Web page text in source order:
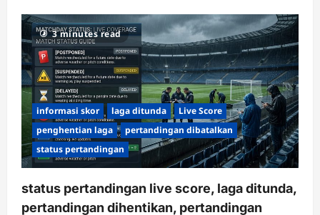
3 minutes read
informasi skor laga ditunda
Live Score
penghentian laga
pertandingan dibatalkan
status pertandingan
status pertandingan live score, laga ditunda,
pertandingan dihentikan, pertandingan